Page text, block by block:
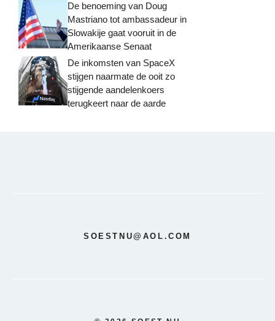
De benoeming van Doug
Mastriano tot ambassadeur in
Slowakije gaat vooruit in de
Amerikaanse Senaat
De inkomsten van SpaceX
stijgen naarmate de ooit zo
stijgende aandelenkoers
terugkeert naar de aarde
SOESTNU@AOL.COM